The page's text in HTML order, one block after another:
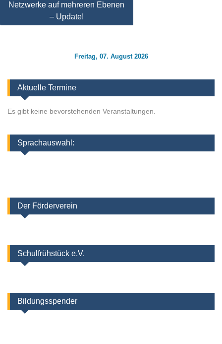
Netzwerke auf mehreren Ebenen
– Update!
Freitag, 07. August 2026
Aktuelle Termine
Es gibt keine bevorstehenden Veranstaltungen.
Sprachauswahl:
Der Förderverein
Schulfrühstück e.V.
Bildungsspender